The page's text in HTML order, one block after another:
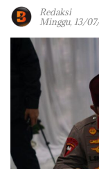
Redaksi
Minggu, 13/